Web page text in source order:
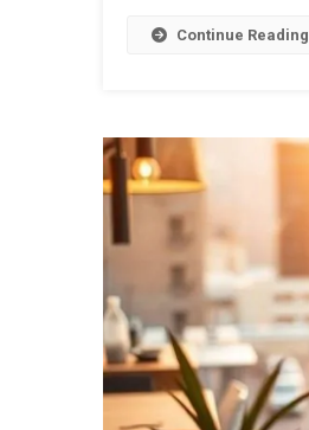
Continue Reading